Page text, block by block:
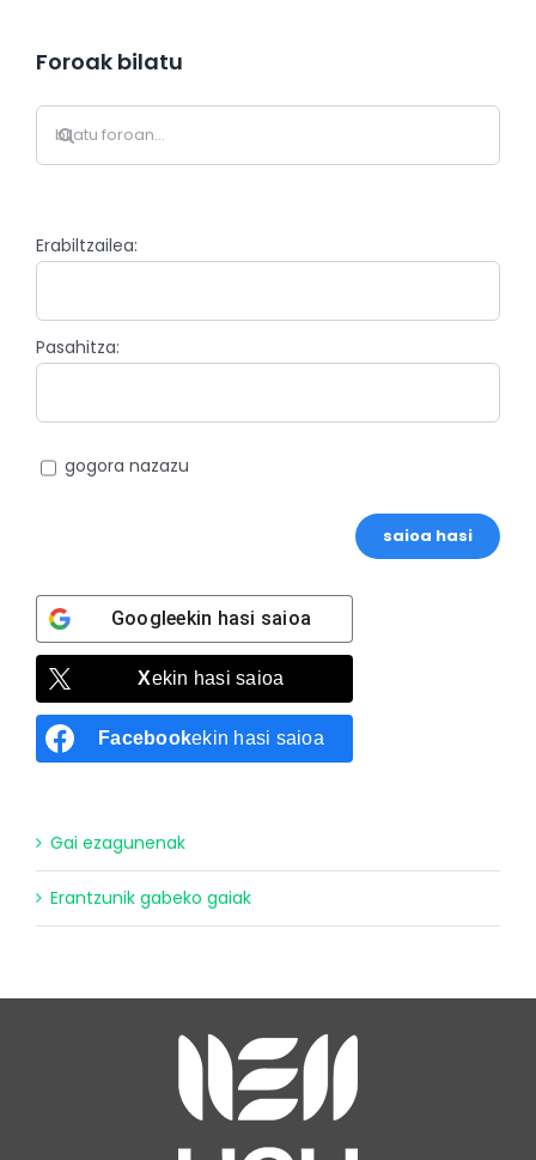
Foroak bilatu
Erabiltzailea:
Pasahitza:
gogora nazazu
saioa hasi
Googleekin hasi saioa
Xekin hasi saioa
Facebookekin hasi saioa
Gai ezagunenak
Erantzunik gabeko gaiak